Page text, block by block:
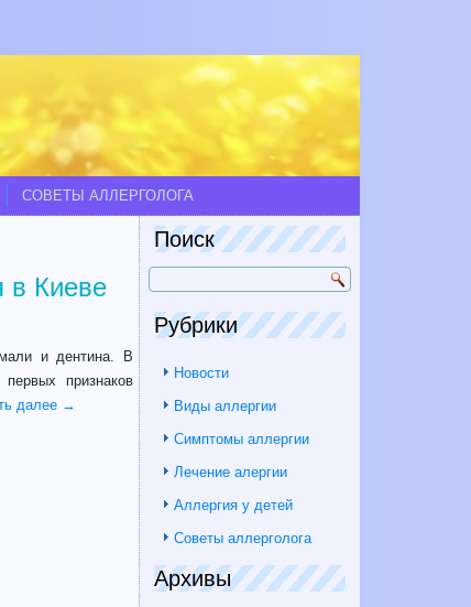
СОВЕТЫ АЛЛЕРГОЛОГА
в Киеве
и дентина. В
признаков
далее →
Поиск
Рубрики
Новости
Виды аллергии
Симптомы аллергии
Лечение алергии
Аллергия у детей
Советы аллерголога
Архивы